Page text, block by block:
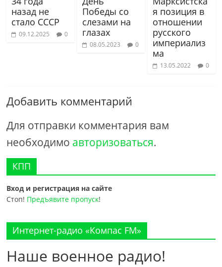
назад не
стало СССР
09.12.2025 0
Победы со
слезами на
глазах
08.05.2023 0
я позиция в
отношении
русского
империализ
ма
13.05.2022 0
Добавить комментарий
Для отправки комментария вам
необходимо авторизоваться.
КПП
Вход и регистрация на сайте
Стоп! Предъявите пропуск!
Интернет-радио «Компас FM»
Наше военное радио!